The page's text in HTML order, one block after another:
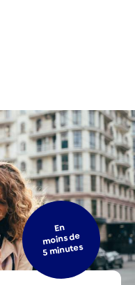
En
moins de
5 minutes